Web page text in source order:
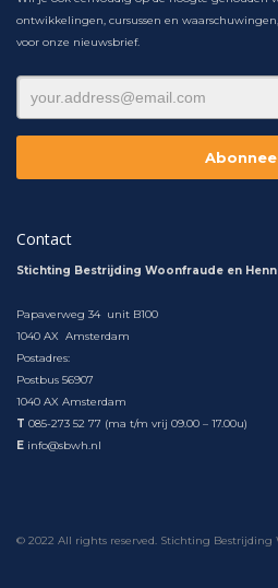
ontwikkelingen, cursussen en
voor onze nieuwsbrief.
Contact
Stichting Bestrijding Woonfraude en
Papaverweg 34 unit B100
1040 AX Amsterdam
Postadres:
Postbus 56907
1040 AX Amsterdam
T 085-273 52 77 (ma t/m vrij 09.00 – 17.00u)
E info@sbwh.nl
© 2022 All rights reserved. Stichting